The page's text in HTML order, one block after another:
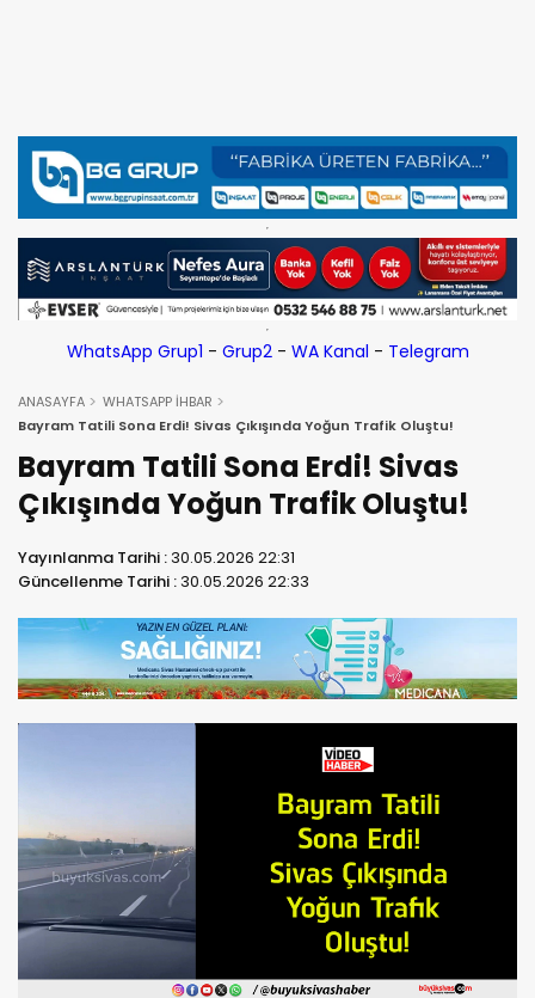
WhatsApp Grup1 - Grup2- WA Kanal - Telegram
ANASAYFA
WHATSAPP İHBAR
Bayram Tatili Sona Erdi! Sivas Çıkışında Yoğun Trafik Oluştu!
Bayram Tatili Sona Erdi! Sivas
Çıkışında Yoğun Trafik Oluştu!
Yayınlanma Tarihi :30.05.2026 22:31
Güncellenme Tarihi :30.05.2026 22:33